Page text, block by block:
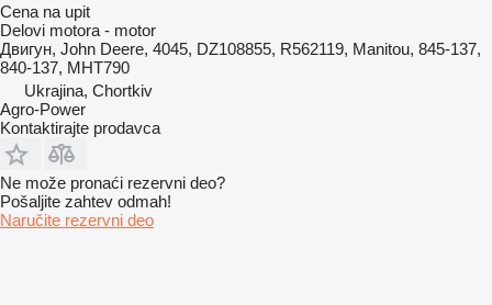
Cena na upit
Delovi motora - motor
Двигун, John Deere, 4045, DZ108855, R562119, Manitou, 845-137,
840-137, MHT790
Ukrajina, Chortkiv
Agro-Power
Kontaktirajte prodavca
Ne može pronaći rezervni dеo?
Pošaljite zahtev odmah!
Naručite rezervni dеo